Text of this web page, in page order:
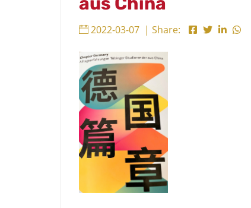
2022-03-07 | Share: